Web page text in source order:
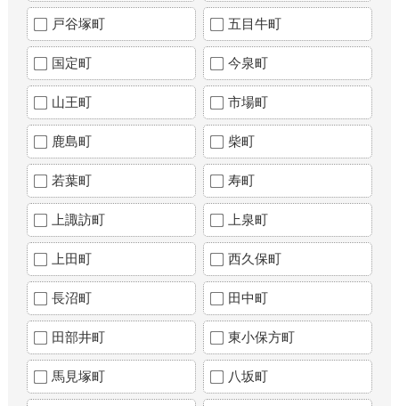
戸谷塚町 五目牛町
国定町 今泉町
山王町 市場町
鹿島町 柴町
若葉町 寿町
上諏訪町 上泉町
上田町 西久保町
長沼町 田中町
田部井町 東小保方町
馬見塚町 八坂町